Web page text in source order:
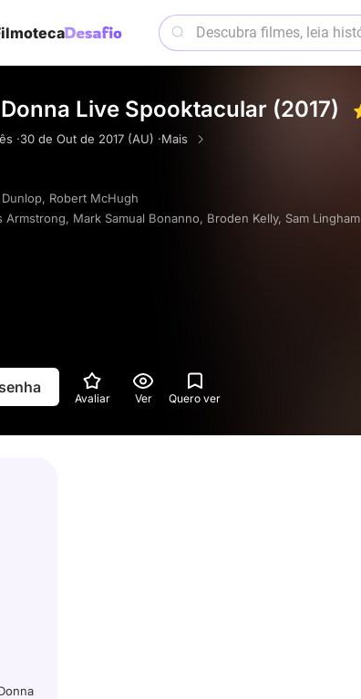
Live Spooktacular (2017)
·30 de Out de 2017 (AU) ·Mais
, Robert McHugh
Armstrong, Mark Samual Bonanno, Broden Kelly, Sam Lingham
Avaliar Ver Quero ver